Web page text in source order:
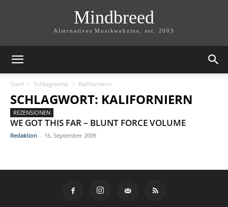
Mindbreed
Alternatives Musikwebzine, est. 2003
Start Schlagworte Kaliforniern
SCHLAGWORT: KALIFORNIERN
REZENSIONEN
WE GOT THIS FAR – BLUNT FORCE VOLUME
Redaktion - 16. September 2009